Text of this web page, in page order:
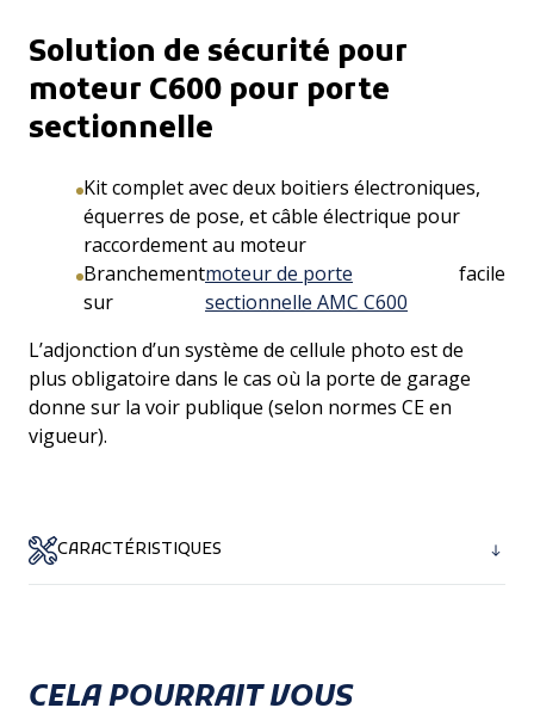
Solution de sécurité pour
moteur C600 pour porte
sectionnelle
Kit complet avec deux boitiers électroniques,
équerres de pose, et câble électrique pour
raccordement au moteur
Branchement
sur
moteur de porte
sectionnelle AMC C600
facile
L’adjonction d’un système de cellule photo est de
plus obligatoire dans le cas où la porte de garage
donne sur la voir publique (selon normes CE en
vigueur).
CARACTÉRISTIQUES
Enregistrement très facile sur motorisation
CELA POURRAIT VOUS